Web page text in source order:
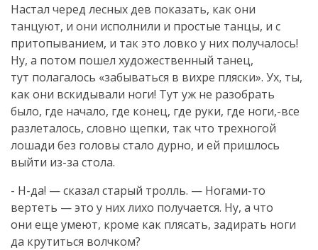
Настал черед лесных дев показать, как они
танцуют, и они исполнили и простые танцы, и с
притопыванием, и так это ловко у них получалось!
Ну, а потом пошел художественный танец,
тут полагалось «забываться в вихре пляски». Ух, ты,
как они вскидывали ноги! Тут уж не разобрать
было, где начало, где конец, где руки, где ноги,-все
разлеталось, словно щепки, так что трехногой
лошади без головы стало дурно, и ей пришлось
выйти из-за стола.
- Н-да! — сказал старый тролль. — Ногами-то
вертеть — это у них лихо получается. Ну, а что
они еще умеют, кроме как плясать, задирать ноги
да крутиться волчком?